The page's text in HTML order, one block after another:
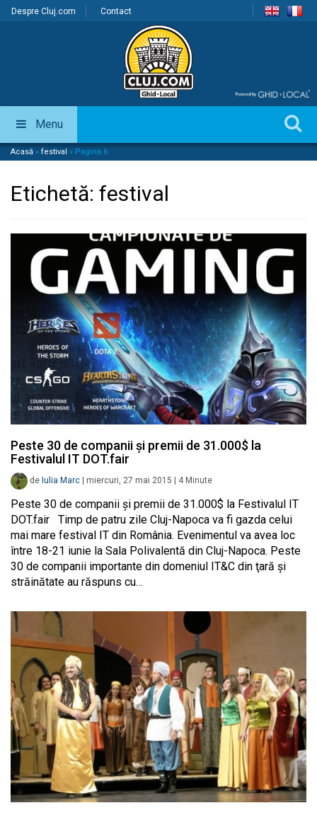
Despre Cluj.com Contact
Menu
Acasă » festival » Pagina 6
Etichetă: festival
Peste 30 de companii şi premii de 31.000$ la
Festivalul IT DOT.fair
de Iulia Marc miercuri, 27 mai 2015 4 Minute
Peste 30 de companii şi premii de 31.000$ la Festivalul IT
DOT.fair Timp de patru zile Cluj-Napoca va fi gazda celui
mai mare festival IT din România. Evenimentul va avea loc
între 18-21 iunie la Sala Polivalentă din Cluj-Napoca. Peste
30 de companii importante din domeniul IT&C din ţară şi
străinătate au răspuns cu…